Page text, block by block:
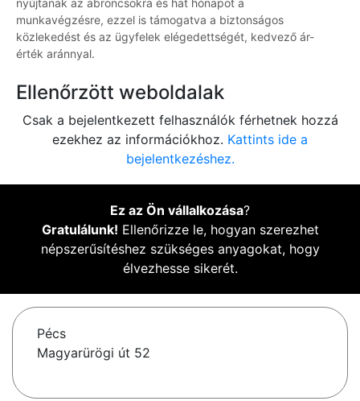
nyújtanak az abroncsokra és hat hónapot a
munkavégzésre, ezzel is támogatva a biztonságos
közlekedést és az ügyfelek elégedettségét, kedvező ár-
érték aránnyal.
Ellenőrzött weboldalak
Csak a bejelentkezett felhasználók férhetnek hozzá
ezekhez az információkhoz. Kattints ide a
bejelentkezéshez.
Ez az Ön vállalkozása?
Gratulálunk! Ellenőrizze le, hogyan szerezhet
népszerűsítéshez szükséges anyagokat, hogy
élvezhesse sikerét.
Pécs
Magyarürögi út 52